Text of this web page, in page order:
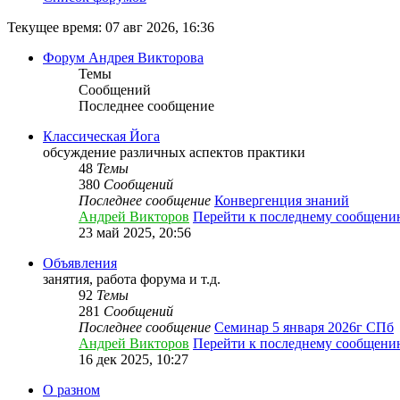
Текущее время: 07 авг 2026, 16:36
Форум Андрея Викторова
Темы
Сообщений
Последнее сообщение
Классическая Йога
обсуждение различных аспектов практики
48 Темы
380 Сообщений
Последнее сообщение Конвергенция знаний
Андрей Викторов Перейти к последнему
23 май 2025, 20:56
Объявления
занятия, работа форума и т.д.
92 Темы
281 Сообщений
Последнее сообщение Семинар 5 января 2026г СПб
Андрей Викторов Перейти к последнему
16 дек 2025, 10:27
О разном